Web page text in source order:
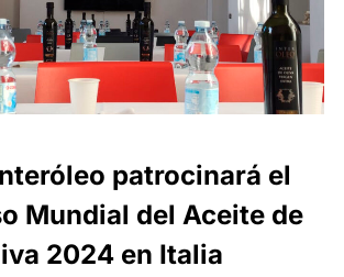
patrocinará el
Mundial del Aceite de
2024 en Italia